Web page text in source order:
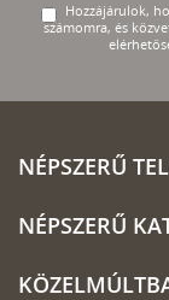
Hozzájárulok,
számomra, és
NÉPSZERŰ
NÉPSZERŰ